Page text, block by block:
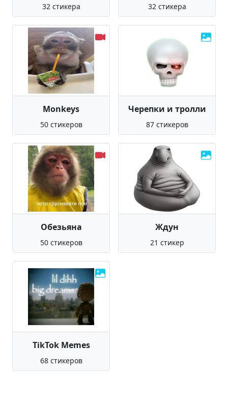
32 стикера 32 стикера
Monkeys
50 стикеров
Черепки и тролли
87 стикеров
Обезьяна
50 стикеров
Ждун
21 стикер
TikTok Memes
68 стикеров